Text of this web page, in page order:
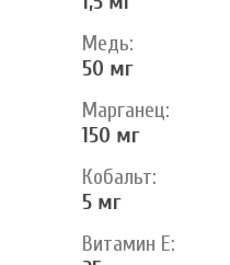
Медь:
50 мг
Марганец:
150 мг
Кобальт:
5 мг
Витамин Е: